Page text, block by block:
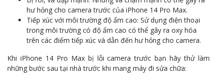
hư hỏng cho camera trước của iPhone 14 Pro Max.
Tiếp xúc với môi trường độ ẩm cao: Sử dụng điện thoại
trong môi trường có độ ẩm cao có thể gây ra oxy hóa
trên các điểm tiếp xúc và dẫn đến hư hỏng cho camera.
Khi iPhone 14 Pro Max bị lỗi camera trước bạn hãy thử làm
những bước sau tại nhà trước khi mang máy đi sửa chữa: